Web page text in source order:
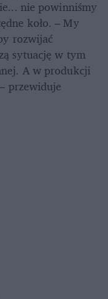
nie powinniśmy
koło. – My
rozwijać
sytuację w tym
A w produkcji
przewiduje